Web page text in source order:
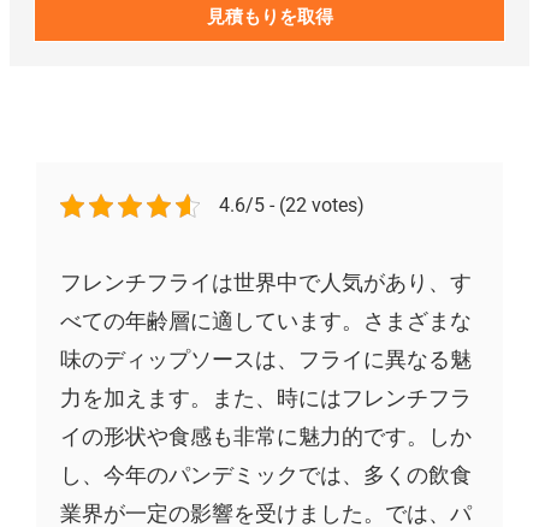
見積もりを取得
4.6/5 - (22 votes)
フレンチフライは世界中で人気があり、す
べての年齢層に適しています。さまざまな
味のディップソースは、フライに異なる魅
力を加えます。また、時にはフレンチフラ
イの形状や食感も非常に魅力的です。しか
し、今年のパンデミックでは、多くの飲食
業界が一定の影響を受けました。では、パ